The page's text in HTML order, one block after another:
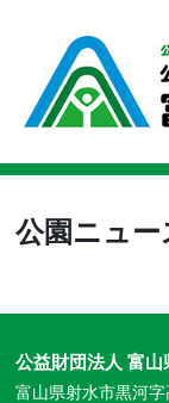
公園ニュー
公益財団法人 富山
富山県射水市黒河